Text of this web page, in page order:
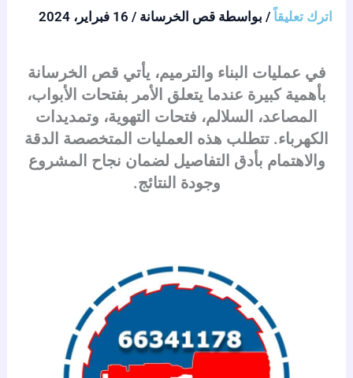
اترك تعليقاً / بواسطة قص الخرسانة/ 16 فبراير، 2024
في عمليات البناء والترميم، يأتي قص الخرسانة
بأهمية كبيرة عندما يتعلق الأمر بفتحات الأبواب،
المصاعد، السلالم، فتحات التهوية، وتمديدات
الكهرباء. تتطلب هذه العمليات المتخصصة الدقة
والاهتمام بأدق التفاصيل لضمان نجاح المشروع
وجودة النتائج.